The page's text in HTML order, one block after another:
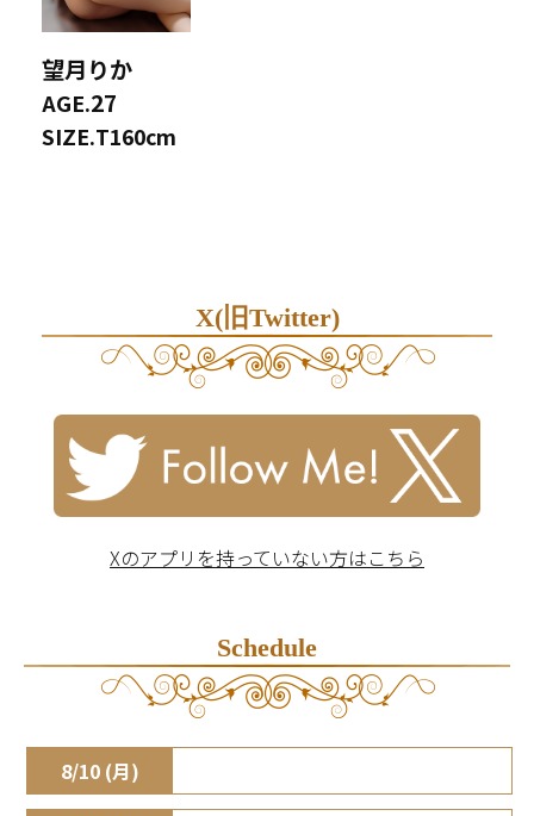
望月りか
AGE.27
SIZE.T160cm
X(旧Twitter)
Xのアプリを持っていない方はこちら
Schedule
8/10 (月)